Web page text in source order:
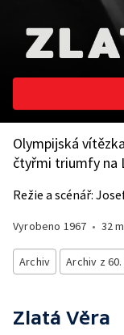
Olympijská
čtyřmi triumfy na
Režie a scénář:
Vyrobeno 1967 • 32
Archiv Archiv z
Zlatá Věra